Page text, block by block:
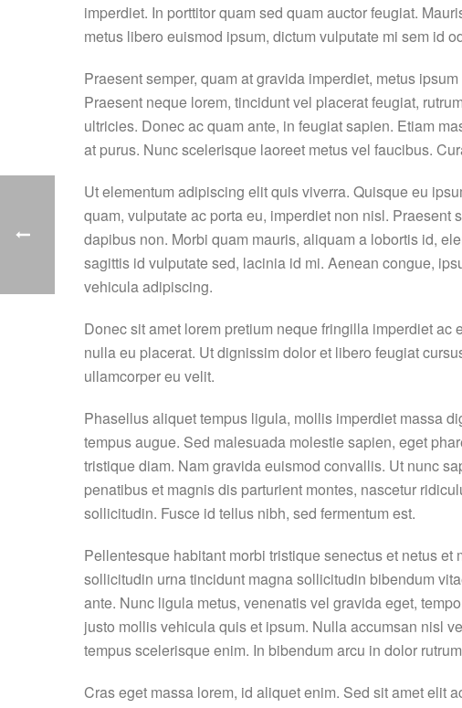
imperdiet. In porttitor quam sed quam auctor feugiat.
metus libero euismod ipsum, dictum vulputate mi sem id
Praesent semper, quam at gravida imperdiet, metus
Praesent neque lorem, tincidunt vel placerat feugiat,
ultricies. Donec ac quam ante, in feugiat sapien. Etiam
at purus. Nunc scelerisque laoreet metus vel faucibus.
Ut elementum adipiscing elit quis viverra. Quisque eu
quam, vulputate ac porta eu, imperdiet non nisl.
dapibus non. Morbi quam mauris, aliquam a lobortis id,
sagittis id vulputate sed, lacinia id mi. Aenean congue,
vehicula adipiscing.
Donec sit amet lorem pretium neque fringilla imperdiet
nulla eu placerat. Ut dignissim dolor et libero feugiat
ullamcorper eu velit.
Phasellus aliquet tempus ligula, mollis imperdiet massa
tempus augue. Sed malesuada molestie sapien, eget
tristique diam. Nam gravida euismod convallis. Ut nunc
penatibus et magnis dis parturient montes, nascetur
sollicitudin. Fusce id tellus nibh, sed fermentum est.
Pellentesque habitant morbi tristique senectus et netus
sollicitudin urna tincidunt magna sollicitudin bibendum
ante. Nunc ligula metus, venenatis vel gravida eget,
justo mollis vehicula quis et ipsum. Nulla accumsan nisl
tempus scelerisque enim. In bibendum arcu in dolor
Cras eget massa lorem, id aliquet enim. Sed sit amet elit